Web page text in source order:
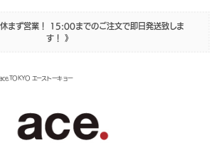
休まず営業！ 15:00までのご注文で即日発送致しま
す！ 》
エーストーキョー